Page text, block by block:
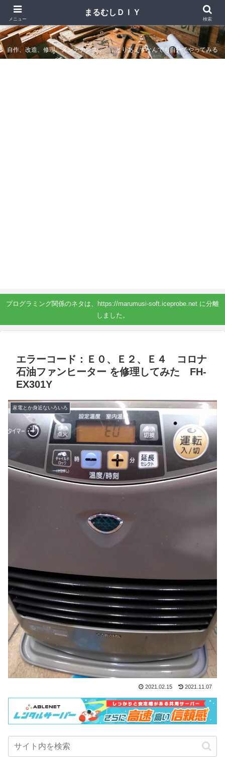
まるむしＤＩＹ
自作、改造、修理、メンテナンス．．．とりあえずなんでも自分でやってみる
プログラミング関係のネタは、https://marumusi-soft.iceprobe.net に分離
しました。
エラーコード：Ｅ０、Ｅ２、Ｅ４ コロナ
石油ファンヒーター を修理してみた FH-
EX301Y
家電とか身近ないろいろ
2021.02.15 2021.11.07
メニュー
まるむしＤＩＹ
検索